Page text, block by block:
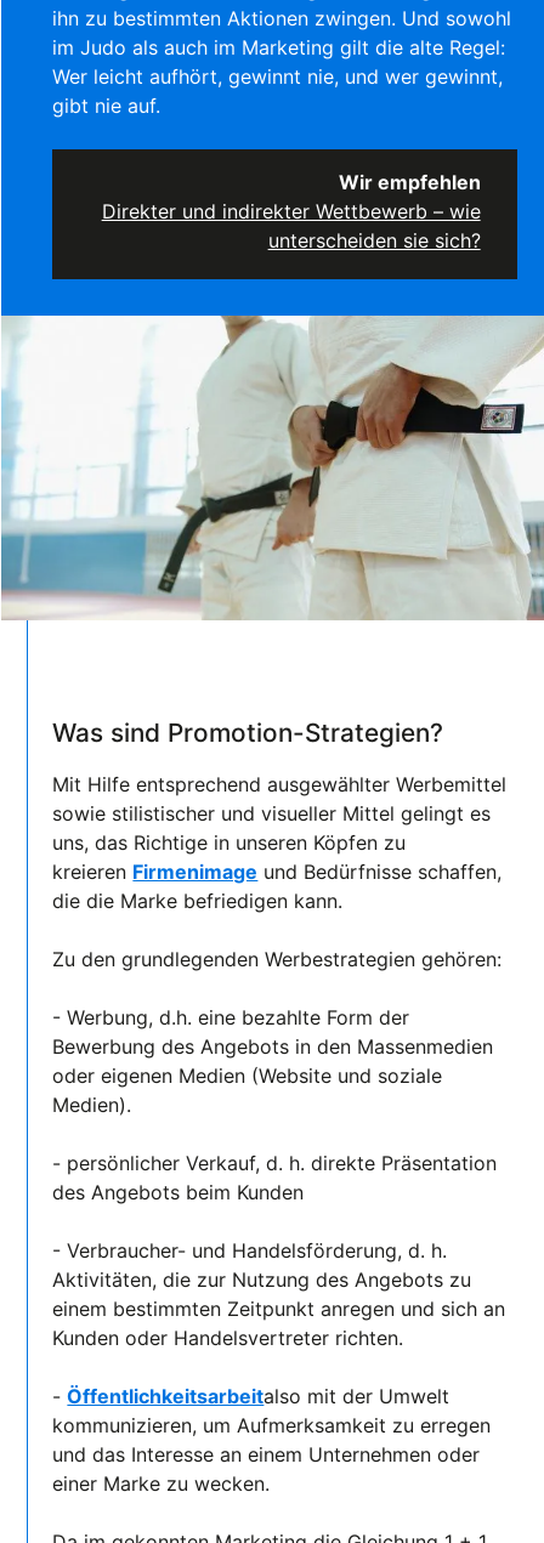
ihn zu bestimmten Aktionen zwingen. Und sowohl
im Judo als auch im Marketing gilt die alte Regel:
Wer leicht aufhört, gewinnt nie, und wer gewinnt,
gibt nie auf.
Wir empfehlen
Direkter und indirekter Wettbewerb – wie
unterscheiden sie sich?
Was sind Promotion-Strategien?
Mit Hilfe entsprechend ausgewählter Werbemittel
sowie stilistischer und visueller Mittel gelingt es
uns, das Richtige in unseren Köpfen zu
kreieren Firmenimage und Bedürfnisse schaffen,
die die Marke befriedigen kann.
Zu den grundlegenden Werbestrategien gehören:
- Werbung, d.h. eine bezahlte Form der
Bewerbung des Angebots in den Massenmedien
oder eigenen Medien (Website und soziale
Medien).
- persönlicher Verkauf, d. h. direkte Präsentation
des Angebots beim Kunden
- Verbraucher- und Handelsförderung, d. h.
Aktivitäten, die zur Nutzung des Angebots zu
einem bestimmten Zeitpunkt anregen und sich an
Kunden oder Handelsvertreter richten.
-Öffentlichkeitsarbeitalso mit der Umwelt
kommunizieren, um Aufmerksamkeit zu erregen
und das Interesse an einem Unternehmen oder
einer Marke zu wecken.